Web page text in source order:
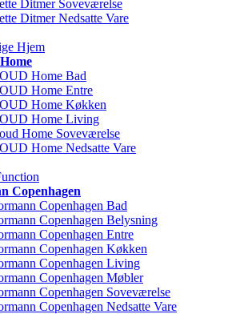
Ditmer Soveværelse
Ditmer Nedsatte Vare
Hjem
Home Bad
Home Entre
Home Køkken
Home Living
Home Soveværelse
Home Nedsatte Vare
Copenhagen
Copenhagen Bad
Copenhagen Belysning
Copenhagen Entre
Copenhagen Køkken
Copenhagen Living
Copenhagen Møbler
Copenhagen Soveværelse
Copenhagen Nedsatte Vare